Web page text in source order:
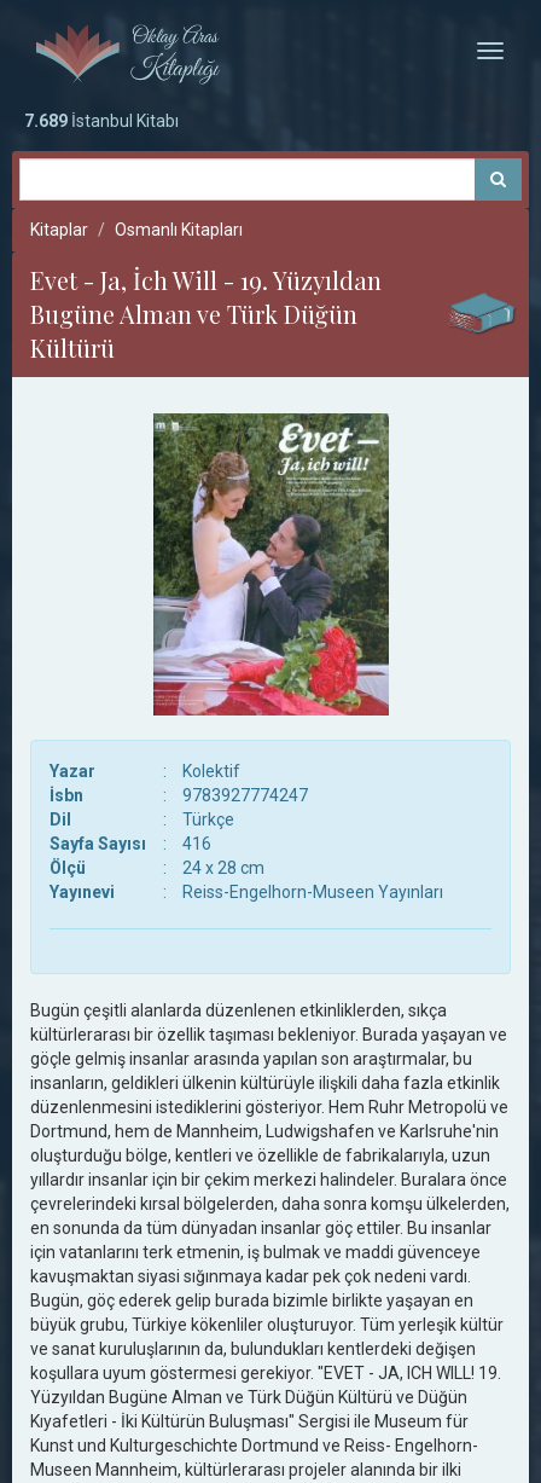
Toggle
7.689 İstanbul Kitabı
Kitaplar Osmanlı Kitapları
Evet - Ja, İch Will - 19. Yüzyıldan
Bugüne Alman ve Türk Düğün
Kültürü
Yazar :
Kolektif
İsbn
:
9783927774247
Dil
:
Türkçe
Sayfa Sayısı
:
416
Ölçü
:
24 x 28 cm
Yayınevi
: Reiss-Engelhorn-Museen Yayınları
Bugün çeşitli alanlarda düzenlenen etkinliklerden, sıkça
kültürlerarası bir özellik taşıması bekleniyor. Burada yaşayan ve
göçle gelmiş insanlar arasında yapılan son araştırmalar, bu
insanların, geldikleri ülkenin kültürüyle ilişkili daha fazla etkinlik
düzenlenmesini istediklerini gösteriyor. Hem Ruhr Metropolü ve
Dortmund, hem de Mannheim, Ludwigshafen ve Karlsruhe'nin
oluşturduğu bölge, kentleri ve özellikle de fabrikalarıyla, uzun
yıllardır insanlar için bir çekim merkezi halindeler. Buralara önce
çevrelerindeki kırsal bölgelerden, daha sonra komşu ülkelerden,
en sonunda da tüm dünyadan insanlar göç ettiler. Bu insanlar
için vatanlarını terk etmenin, iş bulmak ve maddi güvenceye
kavuşmaktan siyasi sığınmaya kadar pek çok nedeni vardı.
Bugün, göç ederek gelip burada bizimle birlikte yaşayan en
büyük grubu, Türkiye kökenliler oluşturuyor. Tüm yerleşik kültür
ve sanat kuruluşlarının da, bulundukları kentlerdeki değişen
koşullara uyum göstermesi gerekiyor. "EVET - JA, ICH WILL! 19.
Yüzyıldan Bugüne Alman ve Türk Düğün Kültürü ve Düğün
Kıyafetleri - İki Kültürün Buluşması" Sergisi ile Museum für
Kunst und Kulturgeschichte Dortmund ve Reiss- Engelhorn-
Museen Mannheim, kültürlerarası projeler alanında bir ilki